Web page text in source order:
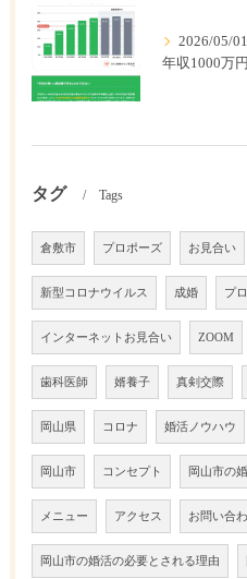
2026/05/01
タグ Tags
倉敷市 プロポーズ お見合い
新型コロナウイルス 成婚 プ
インターネットお見合い ZOOM
歯科医師 婿養子 真剣交際
岡山県 コロナ 婚活ノウハウ
岡山市 コンセプト 岡山市の
メニュー アクセス お問い合
岡山市の婚活の必要とされる理由